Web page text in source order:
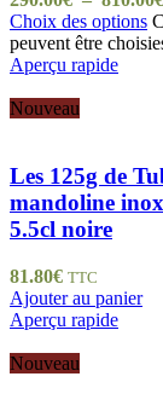
Choix des options
peuvent être
Aperçu rapide
Nouveau
Les 125g de
mandoline
5.5cl noire
81.80€ TTC
Ajouter au panier
Aperçu rapide
Nouveau